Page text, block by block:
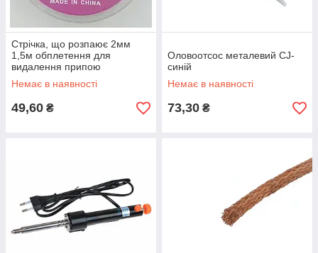
Стрічка, що розпаює 2мм
1,5м обплетення для
видалення припою
Немає в наявності
49,60 ₴
Оловоотсос металевий CJ-
синій
Немає в наявності
73,30 ₴